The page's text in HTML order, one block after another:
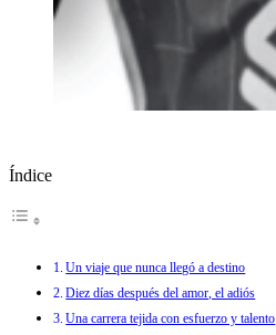
Índice
Un viaje que nunca llegó a destino
Diez días después del amor, el adiós
Una carrera tejida con esfuerzo y talento